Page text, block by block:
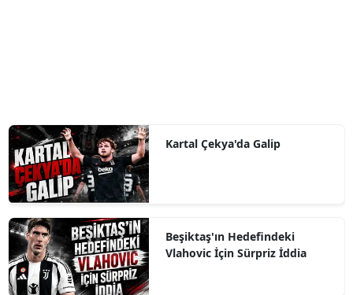
Kartal Çekya'da Galip
Beşiktaş'ın Hedefindeki
Vlahovic İçin Sürpriz İddia